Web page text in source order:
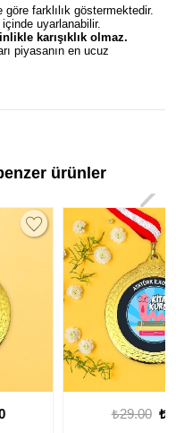
farklılık göstermektedir.
uyarlanabilir.
karışıklık olmaz.
piyasanın en ucuz
ürünler
₺26.50